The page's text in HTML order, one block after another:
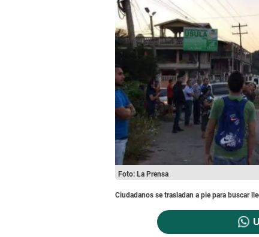
Foto: La Prensa
Ciudadanos se trasladan a pie para buscar